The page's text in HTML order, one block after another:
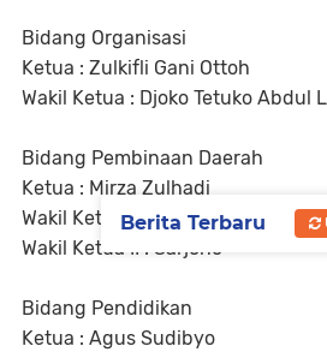
Bidang Organisasi
Ketua : Zulkifli Gani Ottoh
Wakil Ketua : Djoko Tetuko Abdul
Bidang Pembinaan Daerah
Ketua : Mirza Zulhadi
Wakil Ketua I : Novrizon Burman
Wakil Ketua II : Sarjono
Bidang Pendidikan
Ketua : Agus Sudibyo
Berita Terbaru